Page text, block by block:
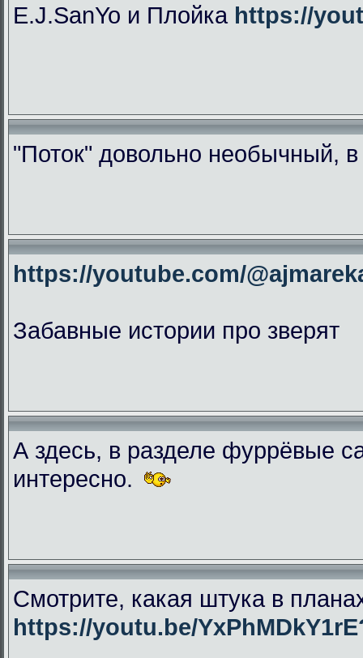
E.J.SanYo и Плойка https://
"Поток" довольно необычный,
https://youtube.com/
Забавные истории про зверят
А здесь, в разделе фуррёвые
интересно.
Смотрите, какая штука в
https://youtu.be/